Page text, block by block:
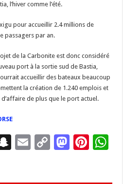
l’hiver comme l’été.
pour accueillir 2.4 millions de
passagers par an.
de la Carbonite est donc considéré
port à la sortie sud de Bastia,
accueillir des bateaux beaucoup
la création de 1.240 emplois et
de plus que le port actuel.
S
E
C
M
Pi